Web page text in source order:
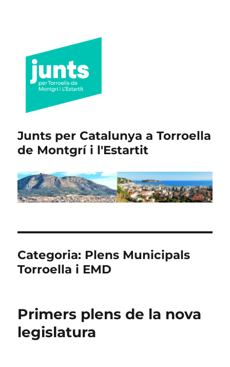
Junts per Catalunya a Torroella
de Montgrí i l'Estartit
Categoria: Plens Municipals
Torroella i EMD
Primers plens de la nova
legislatura